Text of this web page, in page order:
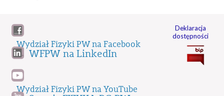
Wydział Fizyki PW na Facebook
WFPW na LinkedIn
Wydział Fizyki PW na YouTube
Deklaracja
dostępności